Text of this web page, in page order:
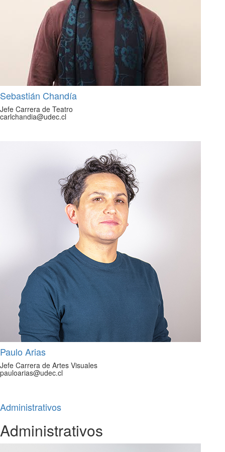
Sebastián Chandía
Jefe Carrera de Teatro
carlchandia@udec.cl
Paulo Arias
Jefe Carrera de Artes Visuales
pauloarias@udec.cl
Administrativos
Administrativos